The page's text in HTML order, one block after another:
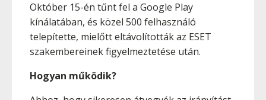
Október 15-én tűnt fel a Google Play
kínálatában, és közel 500 felhasználó
telepítette, mielőtt eltávolították az ESET
szakembereinek figyelmeztetése után.
Hogyan működik?